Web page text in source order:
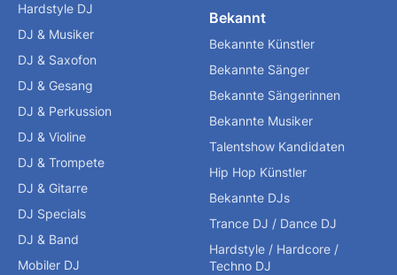
Hardstyle DJ
DJ & Musiker
DJ & Saxofon
DJ & Gesang
DJ & Perkussion
DJ & Violine
DJ & Trompete
DJ & Gitarre
DJ Specials
DJ & Band
Mobiler DJ
Bekannt
Bekannte Künstler
Bekannte Sänger
Bekannte Sängerinnen
Bekannte Musiker
Talentshow Kandidaten
Hip Hop Künstler
Bekannte DJs
Trance DJ / Dance DJ
Hardstyle / Hardcore /
Techno DJ